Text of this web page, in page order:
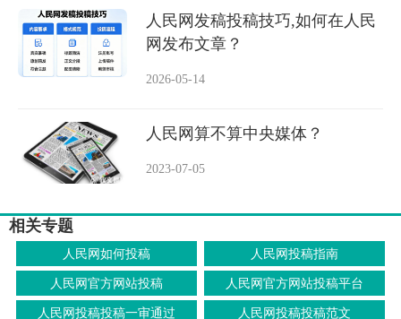
人民网发稿投稿技巧,如何在人民
网发布文章？
2026-05-14
人民网算不算中央媒体？
2023-07-05
相关专题
人民网如何投稿 人民网投稿指南
人民网官方网站投稿 人民网官方网站投稿平台
人民网投稿投稿一审通过 人民网投稿投稿范文